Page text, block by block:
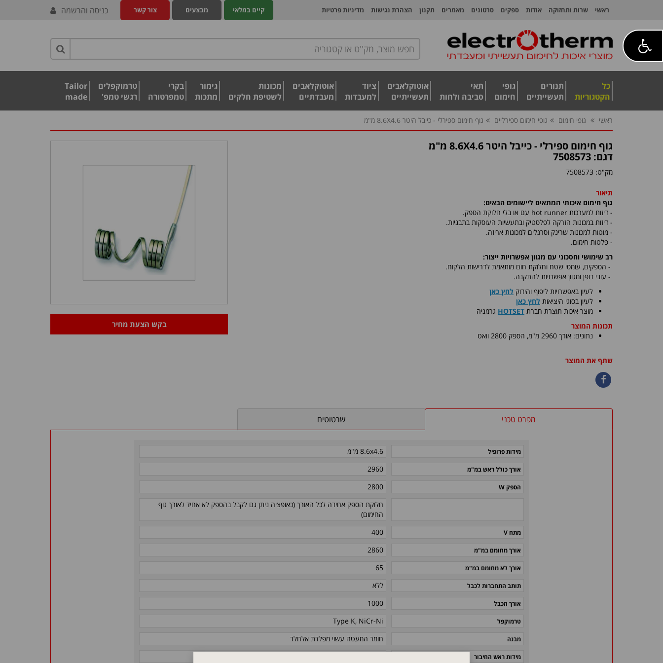
ראשי שרות ותחזוקה אודות ספקים סרטונים מאמרים תקנון הצהרת נגישות מדיניות פרטיות צור קשר מבצעים קיים במלאי כניסה והרשמה
כל
הקטגוריות
תנורים
תעשייתיים
גופי
חימום
תאי
סביבה ולחות
אוטוקלאבים
תעשייתיים
ציוד
למעבדות
אוטוקלאבים
מעבדתיים
מכונות
לשטיפת חלקים
גימור
מתכות
בקרי
טמפרטורה
טרמוקפלים
רגשי טמפ'
Tailor
made
ראשי גופי חימום גופי חימום ספירליים גוף חימום ספירלי - כייבל היטר 8.6X4.6 מ"מ
בקש הצעת מחיר
גוף חימום ספירלי - כייבל היטר 8.6X4.6 מ"מ
דגם: 7508573
מק"ט: 7508573
תיאור
גוף חימום איכותי המתאים ליישומים הבאים:
- דיזות למערכות hot runner עם או בלי חלוקת הספק.
- דיזות במכונות הזרקה לפלסטיק ובתעשיות העוסקות בתבניות.
- מוטות למכונות שרינק וסרגלים למכונות אריזה.
- פלטות חימום.
רב שימושי וחסכוני עם מגוון אפשרויות ייצור:
- הספקים, עומסי שטח וחלוקת חום מותאמת לדרישות הלקוח.
- עובי דופן ומגוון אפשרויות להתקנה.
לעיון באפשרויות ליפוף והידוק לחץ כאן
לעיון בסוגי היציאות לחץ כאן
​מוצר איכות תוצרת חברת HOTSET גרמניה
תכונות המוצר
נתונים: אורך 2960 מ"מ, הספק 2800 וואט
שתף את המוצר
מפרט טכני שרטוטים
מידות פרופיל 8.6x4.6 מ"מ
אורך כולל ראש במ"מ 2960
הספק W
2800
חלוקת הספק אחידה לכל האורך (כאופציה ניתן גם לקבל בהספק לא אחיד לאורך גוף
החימום)
מתח V 400
אורך מחומם במ"מ 2860
אורך לא מחומם במ"מ 65
תותב התחברות לכבל ללא
אורך הכבל 1000
טרמוקפל Type K, NiCr-Ni
מבנה חומר המעטה עשוי מפלדת אלחלד
מידות ראש החיבור